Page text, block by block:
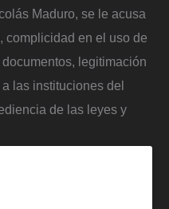
Maduro, se le acusa
complicidad en el uso de
legitimación
las instituciones del
de las leyes y